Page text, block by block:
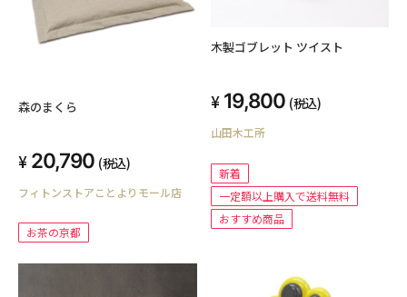
森のまくら
20,790 (税込)
フィトンストアことよりモール店
お茶の京都
木製ゴブレット ツイスト
19,800 (税込)
山田木工所
新着
一定額以上購入で送料無料
おすすめ商品